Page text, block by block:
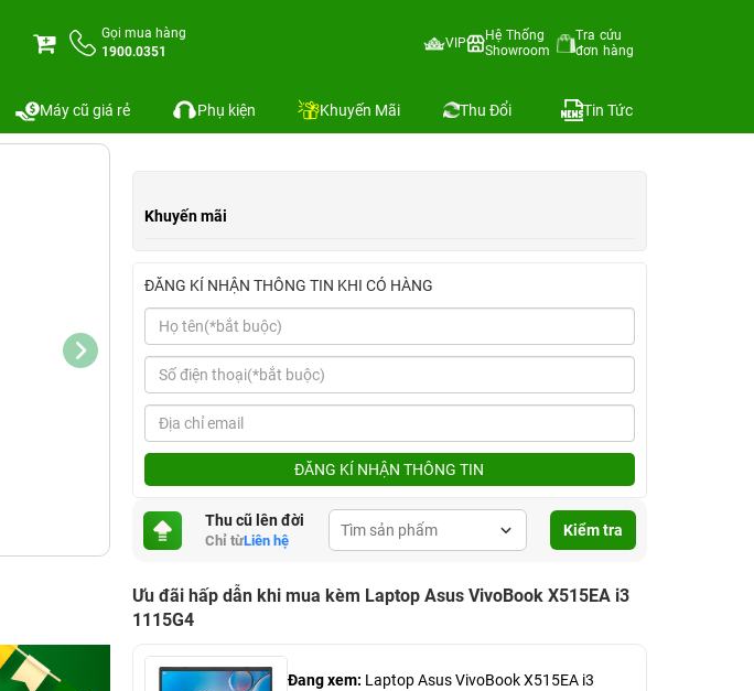
Gọi mua hàng
1900.0351
VIP
Hệ Thống
Showroom
Tra cứu
đơn hàng
Máy cũ giá rẻ Phụ kiện Khuyến Mãi Thu Đổi Tin Tức
Khuyến mãi
ĐĂNG KÍ NHẬN THÔNG TIN KHI CÓ HÀNG
ĐĂNG KÍ NHẬN THÔNG TIN
Thu cũ lên đời
Chỉ từLiên hệ
Kiểm tra
Ưu đãi hấp dẫn khi mua kèm Laptop Asus VivoBook X515EA i3
1115G4
Đang xem: Laptop Asus VivoBook X515EA i3